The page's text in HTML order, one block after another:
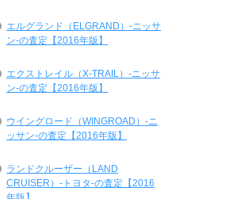
エルグランド（ELGRAND）-ニッサ
ン-の査定【2016年版】
エクストレイル（X-TRAIL）-ニッサ
ン-の査定【2016年版】
ウイングロード（WINGROAD）-ニ
ッサン-の査定【2016年版】
ランドクルーザー（LAND
CRUISER）-トヨタ-の査定【2016